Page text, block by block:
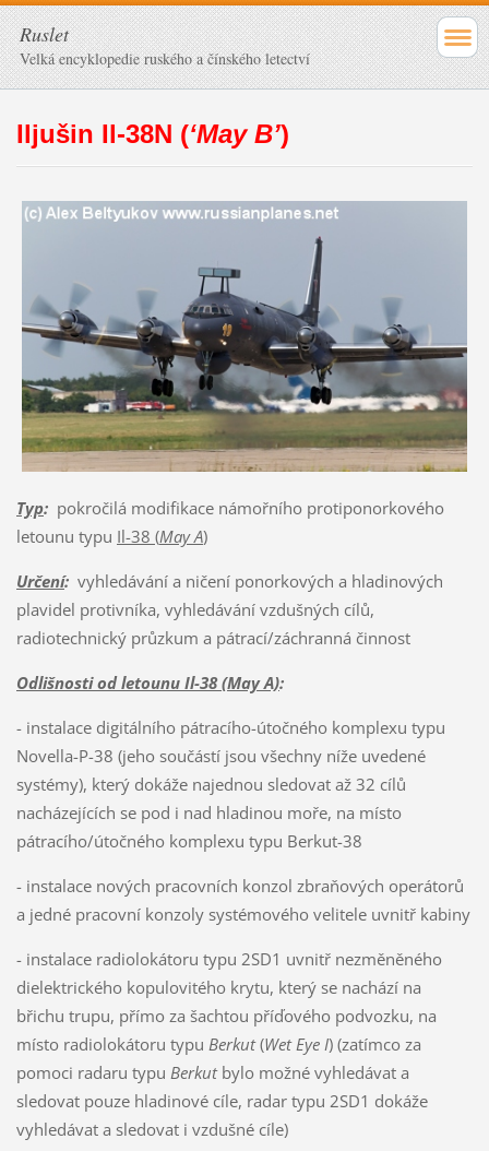
Ruslet
Velká encyklopedie ruského a čínského letectví
Iljušin Il-38N (‘May B’)
Typ:pokročilá modifikace námořního protiponorkového
letounu typu Il-38 (May A)
Určení:vyhledávání a ničení ponorkových a hladinových
plavidel protivníka, vyhledávání vzdušných cílů,
radiotechnický průzkum a pátrací/záchranná činnost
Odlišnosti od letounu Il-38 (May A):
- instalace digitálního pátracího-útočného komplexu typu
Novella-P-38 (jeho součástí jsou všechny níže uvedené
systémy), který dokáže najednou sledovat až 32 cílů
nacházejících se pod i nad hladinou moře, na místo
pátracího/útočného komplexu typu Berkut-38
- instalace nových pracovních konzol zbraňových operátorů
a jedné pracovní konzoly systémového velitele uvnitř kabiny
- instalace radiolokátoru typu 2SD1 uvnitř nezměněného
dielektrického kopulovitého krytu, který se nachází na
břichu trupu, přímo za šachtou příďového podvozku, na
místo radiolokátoru typu Berkut(Wet Eye I) (zatímco za
pomoci radaru typu Berkut bylo možné vyhledávat a
sledovat pouze hladinové cíle, radar typu 2SD1 dokáže
vyhledávat a sledovat i vzdušné cíle)